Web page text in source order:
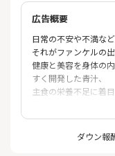
広告概要
日常の不安や不満な
それがファンケルの出
健康と美容を身体の
すく開発した青汁、
主食の栄養不足に着
着ごこちのよさと美
ファンケルオンライ
ダウン報